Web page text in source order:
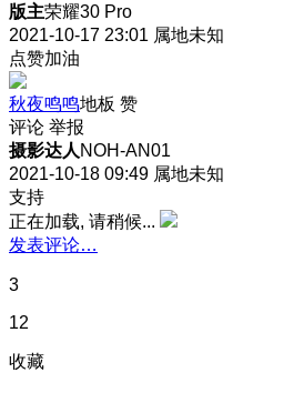
版主荣耀30 Pro
2021-10-17 23:01 属地未知
点赞加油
秋夜鸣鸣地板 赞
评论 举报
摄影达人 NOH-AN01
2021-10-18 09:49 属地未知
支持
正在加载, 请稍候...
发表评论…
3
12
收藏